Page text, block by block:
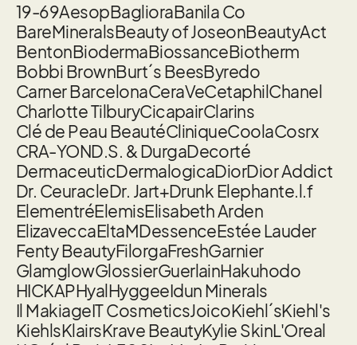
19-69AesopBaglioraBanila Co
BareMineralsBeauty of JoseonBeautyAct
BentonBiodermaBiossanceBiotherm
Bobbi BrownBurt´s BeesByredo
Carner BarcelonaCeraVeCetaphilChanel
Charlotte TilburyCicapairClarins
Clé de Peau BeautéCliniqueCoolaCosrx
CRA-YOND.S. & DurgaDecorté
DermaceuticDermalogicaDiorDior Addict
Dr. CeuracleDr. Jart+Drunk Elephante.l.f
ElementréElemisElisabeth Arden
ElizaveccaEltaMDessenceEstée Lauder
Fenty BeautyFilorgaFreshGarnier
GlamglowGlossierGuerlainHakuhodo
HICKAPHyalHyggeeIdun Minerals
Il MakiageIT CosmeticsJoicoKiehl´sKiehl's
KiehlsKlairsKrave BeautyKylie SkinL'Oreal